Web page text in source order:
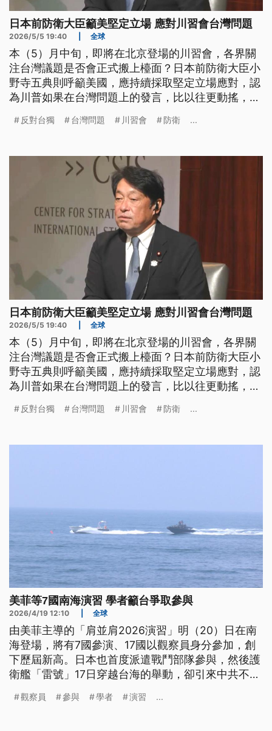
日本前防衛大臣籲美堅定立場 應對川習會台灣問題
2026/5/5 19:40 全球
本（5）月中旬，即將在北京登場的川習會，各界關
注台灣議題是否會正式搬上檯面？日本前防衛大臣小
野寺五典則呼籲美國，應持續採取堅定立場應對，認
為川普如果在台灣問題上的發言，比以往更動搖，將
台論述，北京在對台軍售等實質政策上，更希望美國
反對台獨 台灣問題 川習會 防衛 ...
日本前防衛大臣籲美堅定立場 應對川習會台灣問題
2026/5/5 19:40 全球
本（5）月中旬，即將在北京登場的川習會，各界關
注台灣議題是否會正式搬上檯面？日本前防衛大臣小
野寺五典則呼籲美國，應持續採取堅定立場應對，認
為川普如果在台灣問題上的發言，比以往更動搖，將
台論述，北京在對台軍售等實質政策上，更希望美國
反對台獨 台灣問題 川習會 防衛 ...
美菲等7國南海演習 學者籲台爭取參與
2026/4/19 12:10 全球
由美菲主導的「肩並肩2026演習」明（20）日在南
海登場，將有7國參演、17國以觀察員身分參加，創
下歷屆新高。日本也首度派遣戰鬥部隊參與，然後護
衛艦「雷號」17日穿越台海的舉動，卻引來中共不
肩聯合演習，展現各國反制中共在南海的軍事擴張，
觀察員 參與 學者 演習 ...